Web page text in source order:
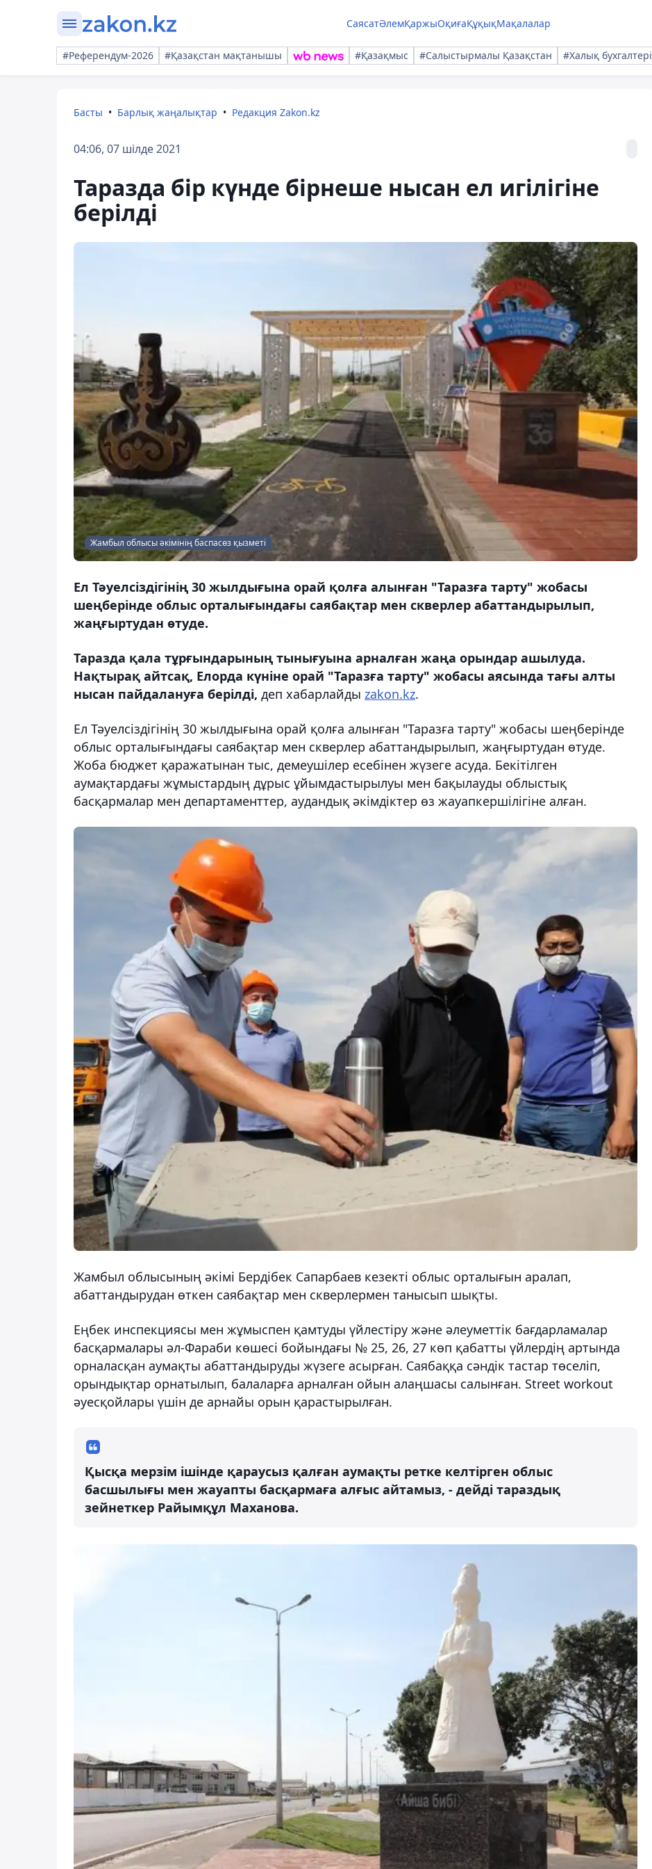
СаясатӘлемҚаржыОқиғаҚұқықМақалалар
#Референдум-2026 #Қазақстан мақтанышы #Қазақмыс #Салыстырмалы Қазақстан #Халық бухгалтері
Басты Барлық жаңалықтар Редакция Zakon.kz
04:06, 07 шілде 2021
Таразда бір күнде бірнеше нысан ел игілігіне
берілді
Жамбыл облысы әкімінің баспасөз қызметі
Ел Тәуелсіздігінің 30 жылдығына орай қолға алынған "Таразға тарту" жобасы
шеңберінде облыс орталығындағы саябақтар мен скверлер абаттандырылып,
жаңғыртудан өтуде.
Таразда қала тұрғындарының тынығуына арналған жаңа орындар ашылуда.
Нақтырақ айтсақ, Елорда күніне орай "Таразға тарту" жобасы аясында тағы алты
нысан пайдалануға берілді, деп хабарлайды zakon.kz.
Ел Тәуелсіздігінің 30 жылдығына орай қолға алынған "Таразға тарту" жобасы шеңберінде
облыс орталығындағы саябақтар мен скверлер абаттандырылып, жаңғыртудан өтуде.
Жоба бюджет қаражатынан тыс, демеушілер есебінен жүзеге асуда. Бекітілген
аумақтардағы жұмыстардың дұрыс ұйымдастырылуы мен бақылауды облыстық
басқармалар мен департаменттер, аудандық әкімдіктер өз жауапкершілігіне алған.
Жамбыл облысының әкімі Бердібек Сапарбаев кезекті облыс орталығын аралап,
абаттандырудан өткен саябақтар мен скверлермен танысып шықты.
Еңбек инспекциясы мен жұмыспен қамтуды үйлестіру және әлеуметтік бағдарламалар
басқармалары әл-Фараби көшесі бойындағы № 25, 26, 27 көп қабатты үйлердің артында
орналасқан аумақты абаттандыруды жүзеге асырған. Саябаққа сәндік тастар төселіп,
орындықтар орнатылып, балаларға арналған ойын алаңшасы салынған. Street workout
әуесқойлары үшін де арнайы орын қарастырылған.
Қысқа мерзім ішінде қараусыз қалған аумақты ретке келтірген облыс
басшылығы мен жауапты басқармаға алғыс айтамыз, - дейді тараздық
зейнеткер Райымқұл Маханова.